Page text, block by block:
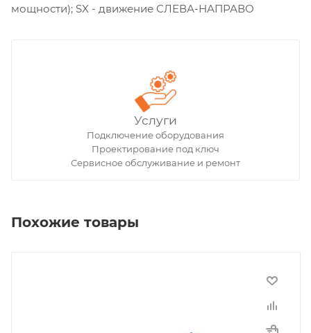
мощности); SX - движение СЛЕВА-НАПРАВО
Услуги
Подключение оборудования
Проектирование под ключ
Сервисное обслуживание и ремонт
Похожие товары